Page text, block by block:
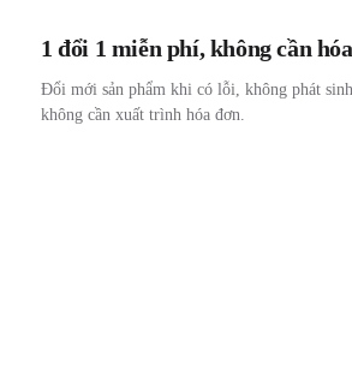
1 đổi 1 miễn phí, không cần
Đổi mới sản phẩm khi có lỗi, không phát
không cần xuất trình hóa đơn.